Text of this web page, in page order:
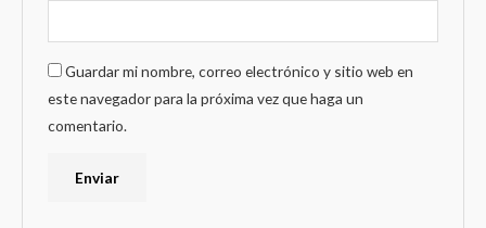
Guardar mi nombre, correo electrónico y sitio web en
este navegador para la próxima vez que haga un
comentario.